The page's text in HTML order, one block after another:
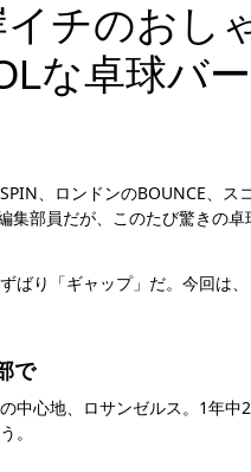
イチのおし
な卓球バ
、ロンドンのBOUNCE、
集部員だが、このたび驚きの卓
ばり「ギャップ」だ。今回は
で
中心地、ロサンゼルス。1年
。